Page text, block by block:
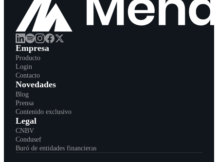
Empresa
Producto
Login
Contacto
Novedades
Blog
Prensa
Contenido exclusivo
Legal
CNBV
Condusef
Buró de entidades financieras